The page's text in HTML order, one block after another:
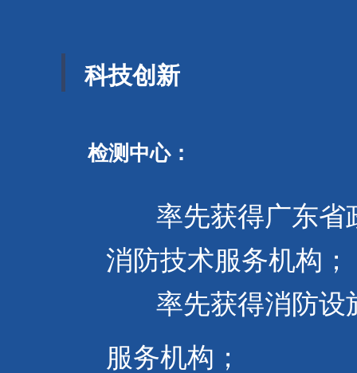
科技创新
检测中心：
率先获得广东省
消防技术服务机构；
率先获得消防设
服务机构；